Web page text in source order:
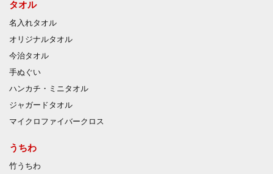
タオル
名入れタオル
オリジナルタオル
今治タオル
手ぬぐい
ハンカチ・ミニタオル
ジャガードタオル
マイクロファイバークロス
うちわ
竹うちわ